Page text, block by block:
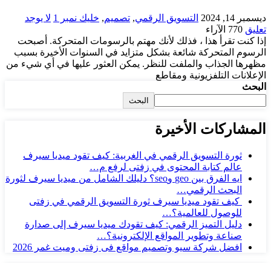
ديسمبر 14, 2024 التسويق الرقمي, تصميم, خليك نمبر 1
لا يوجد
تعليق 770 الآراء
إذا كنت تقرأ هذا ، فذلك لأنك مهتم بالرسومات المتحركة. أصبحت
الرسوم المتحركة شائعة بشكل متزايد في السنوات الأخيرة بسبب
مظهرها الجذاب والملفت للنظر. يمكن العثور عليها في أي شيء من
الإعلانات التلفزيونية ومقاطع
البحث
البحث
المشاركات الأخيرة
ثورة التسويق الرقمي في الغربية: كيف تقود ميديا سيرف
عالم كتابة المحتوى في زفتى لرفع م…
ايه الفرق بين geo وseo؟ دليلك الشامل من ميديا سيرف لثورة
البحث الرقمي…
كيف تقود ميديا سيرف ثورة التسويق الرقمي في زفتى
للوصول للعالمية؟…
دليل التميز الرقمي: كيف تقودك ميديا سيرف إلى صدارة
صناعة وتطوير المواقع الإلكترونية؟…
افضل شركة سيو وتصميم مواقع فى زفتى وميت غمر 2026